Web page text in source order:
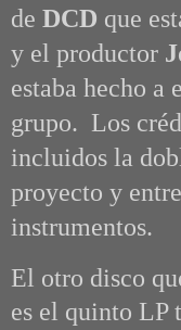
de DCD que
y el productor
estaba hecho a
grupo. Los
incluidos la
proyecto y
instrumentos.
El otro disco
es el quinto LP